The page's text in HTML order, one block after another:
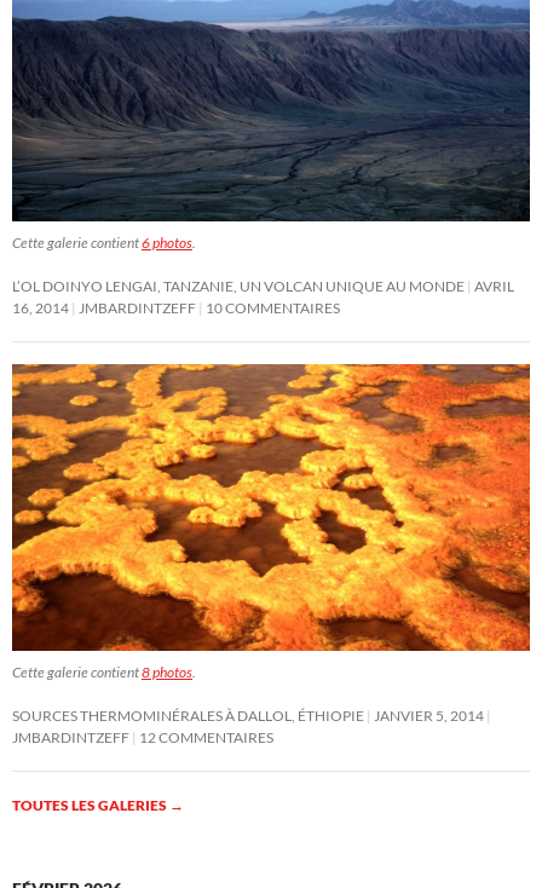
Cette galerie contient6 photos
L’OL DOINYO LENGAI, TANZANIE, UN VOLCAN UNIQUE AU MONDE AVRIL
16, 2014
JMBARDINTZEFF 10 COMMENTAIRES
Cette galerie contient8 photos
SOURCES THERMOMINÉRALES À DALLOL, ÉTHIOPIE
JANVIER 5, 2014
JMBARDINTZEFF 12 COMMENTAIRES
TOUTES LES GALERIES →